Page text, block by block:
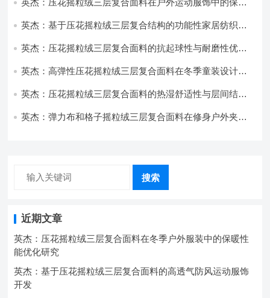
英杰：压花摇粒绒三层复合面料在户外运动服饰中的保暖
英杰：基于压花摇粒绒三层复合结构的功能性家居纺织品
英杰：压花摇粒绒三层复合面料的抗起球性与耐磨性优化
英杰：高弹性压花摇粒绒三层复合面料在冬季童装设计中
英杰：压花摇粒绒三层复合面料的热湿舒适性与层间结合
英杰：弹力布和格子摇粒绒三层复合面料在修身户外夹克
搜索
近期文章
英杰：压花摇粒绒三层复合面料在冬季户外服装中的保暖性
能优化研究
英杰：基于压花摇粒绒三层复合面料的高透气防风运动服饰
开发